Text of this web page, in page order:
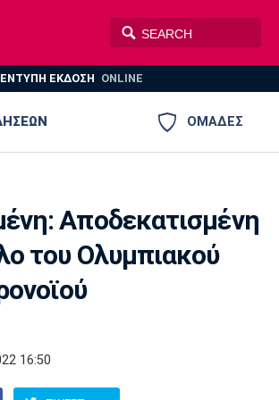
ΕΝΤΥΠΗ ΕΚΔΟΣΗ ONLINE
ΟΜΑΔΕΣ
PLUS
1
2
Αγώνες
ΑΕΚ ΠΑΟΚ
Ατρόμητος
Αποδεκατισμένη
του Ολυμπιακού
16:50